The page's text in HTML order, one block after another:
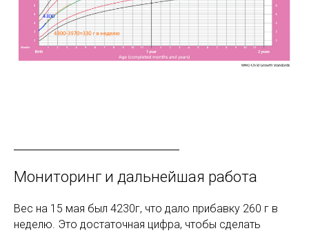
Мониторинг и дальнейшая работа
Вес на 15 мая был 4230г, что дало прибавку 260 г в
неделю. Это достаточная цифра, чтобы сделать